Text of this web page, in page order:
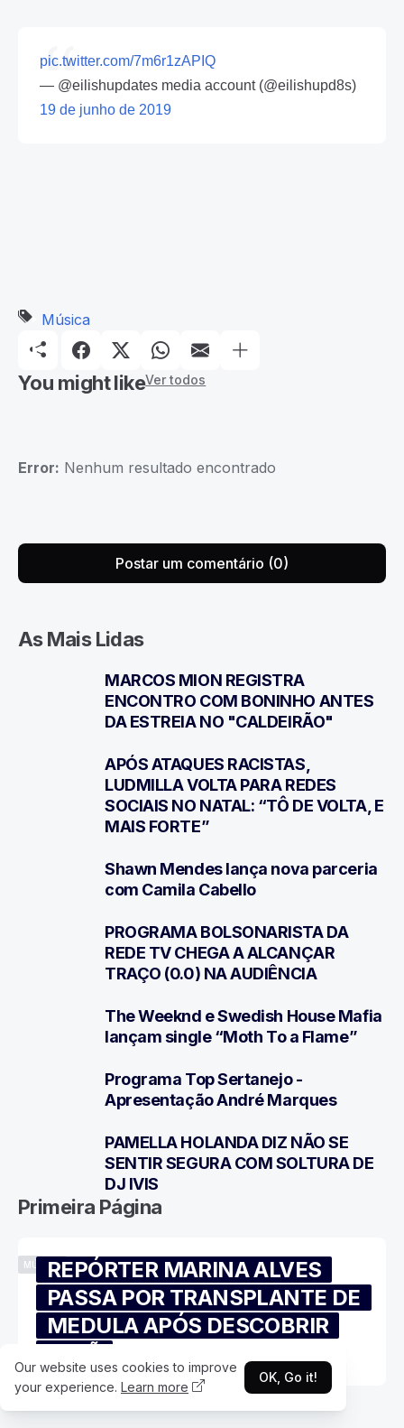
pic.twitter.com/7m6r1zAPIQ
— @eilishupdates media account (@eilishupd8s)
19 de junho de 2019
Música
You might likeVer todos
Error: Nenhum resultado encontrado
Postar um comentário (0)
As Mais Lidas
MARCOS MION REGISTRA
ENCONTRO COM BONINHO ANTES
DA ESTREIA NO "CALDEIRÃO"
APÓS ATAQUES RACISTAS,
LUDMILLA VOLTA PARA REDES
SOCIAIS NO NATAL: “TÔ DE VOLTA, E
MAIS FORTE”
Shawn Mendes lança nova parceria
com Camila Cabello
PROGRAMA BOLSONARISTA DA
REDE TV CHEGA A ALCANÇAR
TRAÇO (0.0) NA AUDIÊNCIA
The Weeknd e Swedish House Mafia
lançam single “Moth To a Flame”
Programa Top Sertanejo -
Apresentação André Marques
PAMELLA HOLANDA DIZ NÃO SE
SENTIR SEGURA COM SOLTURA DE
DJ IVIS
Primeira Página
MÚSICAREPÓRTER MARINA ALVES
PASSA POR TRANSPLANTE DE
MEDULA APÓS DESCOBRIR
Our website uses cookies to improve
your experience. Learn more
OK, Go it!